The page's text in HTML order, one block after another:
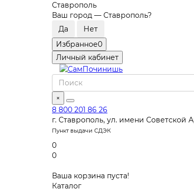
Ставрополь
Ваш город — Ставрополь?
Избранное0
Личный кабинет
×
8 800 201 86 26
г. Ставрополь, ул. имени Советской
Пункт выдачи СДЭК
0
0
Ваша корзина пуста!
Каталог